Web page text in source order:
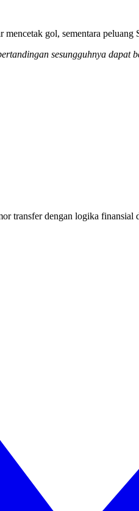
gol, sementara peluang
sesungguhnya dapat
transfer dengan logika